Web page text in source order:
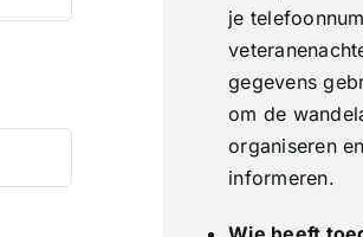
je
gegevens
om de
organiseren
informeren.